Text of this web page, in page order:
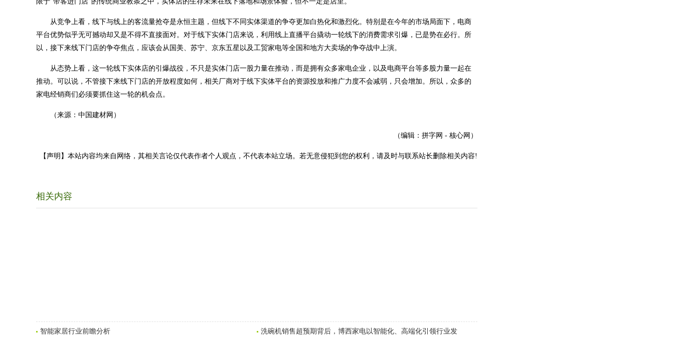
从竞争上看，线下与线上的客流量抢夺是永恒主题，但线下不同实体渠道的争夺更加白热化和激烈化。特别是在今年的市场局面下，电商
平台优势似乎无可撼动却又是不得不直接面对。对于线下实体门店来说，利用线上直播平台撬动一轮线下的消费需求引爆，已是势在必行。所
以，接下来线下门店的争夺焦点，应该会从国美、苏宁、京东五星以及工贸家电等全国和地方大卖场的争夺战中上演。
从态势上看，这一轮线下实体店的引爆战役，不只是实体门店一股力量在推动，而是拥有众多家电企业，以及电商平台等多股力量一起在
推动。可以说，不管接下来线下门店的开放程度如何，相关厂商对于线下实体平台的资源投放和推广力度不会减弱，只会增加。所以，众多的
家电经销商们必须要抓住这一轮的机会点。
（来源：中国建材网）
（编辑：拼字网 - 核心网）
【声明】本站内容均来自网络，其相关言论仅代表作者个人观点，不代表本站立场。若无意侵犯到您的权利，请及时与联系站长删除相关内容!
相关内容
智能家居行业前瞻分析 洗碗机销售超预期背后，博西家电以智能化、高端化引领行业发